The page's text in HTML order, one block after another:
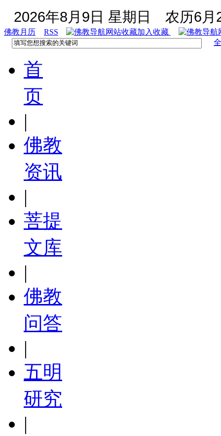
2026年8月9日 星期日 农历6月
佛教月历 RSS
加入收藏
首
页
|
佛教
资讯
|
菩提
文库
|
佛教
问答
|
五明
研究
|